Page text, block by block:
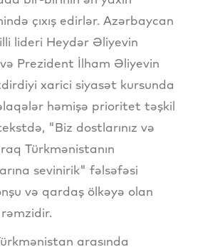
çıxış edirlər. Azərbaycan
lideri Heydər Əliyevin
və Prezident İlham Əliyevin
xarici siyasət kursunda
həmişə prioritet təşkil
"Biz dostlarınız və
Türkmənistanın
sevinirik" fəlsəfəsi
və qardaş ölkəyə olan
rəmzidir.
arasında